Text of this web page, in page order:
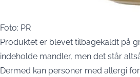
Foto: PR
Produktet er blevet tilbagekaldt på
indeholde mandler, men det står
Dermed kan personer med allergi